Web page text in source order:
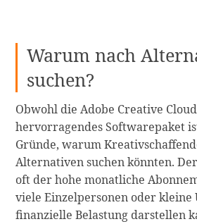
Warum nach
suchen?
Obwohl die Adobe Creative
hervorragendes Softwarepaket
Gründe, warum
Alternativen suchen könnten.
oft der hohe monatliche
viele Einzelpersonen oder kleine
finanzielle Belastung darstellen